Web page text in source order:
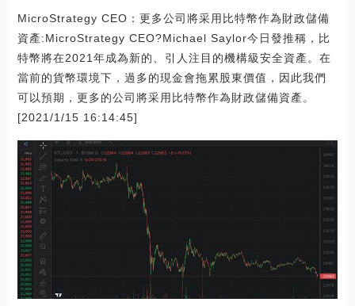
MicroStrategy CEO：更多公司將采用比特幣作為財政儲備
資產:MicroStrategy CEO?Michael Saylor今日發推稱，比
特幣將在2021年成為新的、引人注目的機構級安全資產。在
當前的貨幣環境下，過多的現金會拖累股東價值，因此我們
可以預期，更多的公司將采用比特幣作為財政儲備資產。
[2021/1/15 16:14:45]